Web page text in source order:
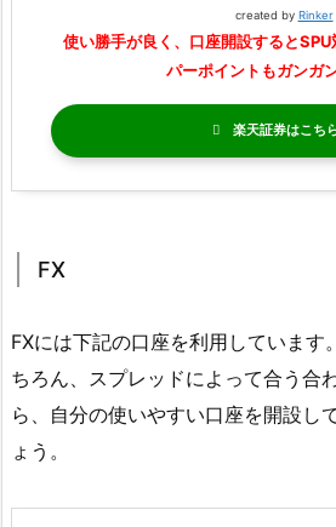
created by Rinker
使い勝手が良く、口座開設すると
パーポイントもガンガ
楽天証券
FX
FXには下記の口座を利用しています
ちろん、スプレッドによって合う合
ら、自分の使いやすい口座を開設し
ょう。